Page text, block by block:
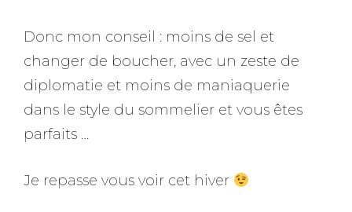
Donc mon conseil : moins de sel et
changer de boucher, avec un zeste de
diplomatie et moins de maniaquerie
dans le style du sommelier et vous êtes
parfaits …
Je repasse vous voir cet hiver